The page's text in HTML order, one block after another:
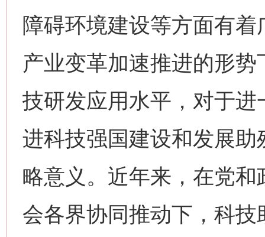
障碍环境建设等方面有
产业变革加速推进的形
技研发应用水平，对于
进科技强国建设和发展
略意义。近年来，在党
会各界协同推动下，科